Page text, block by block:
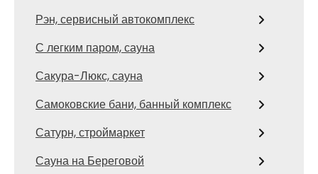
Рэн, сервисный автокомплекс
С легким паром, сауна
Сакура-Люкс, сауна
Самоковские бани, банный комплекс
Сатурн, строймаркет
Сауна на Береговой